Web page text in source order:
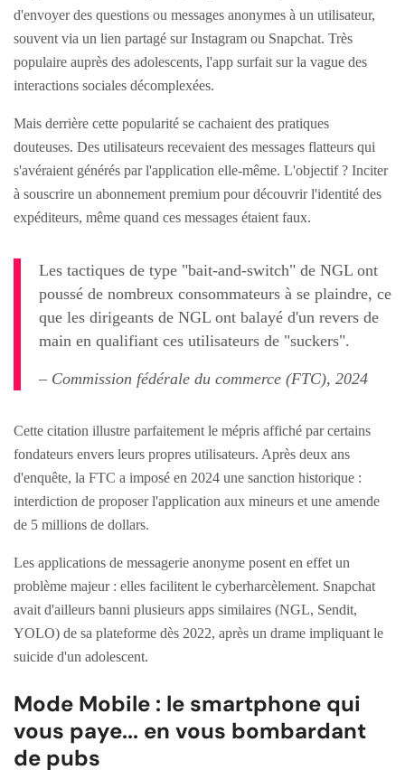
d'envoyer des questions ou messages anonymes à un utilisateur,
souvent via un lien partagé sur Instagram ou Snapchat. Très
populaire auprès des adolescents, l'app surfait sur la vague des
interactions sociales décomplexées.
Mais derrière cette popularité se cachaient des pratiques
douteuses. Des utilisateurs recevaient des messages flatteurs qui
s'avéraient générés par l'application elle-même. L'objectif ? Inciter
à souscrire un abonnement premium pour découvrir l'identité des
expéditeurs, même quand ces messages étaient faux.
Les tactiques de type "bait-and-switch" de NGL ont
poussé de nombreux consommateurs à se plaindre, ce
que les dirigeants de NGL ont balayé d'un revers de
main en qualifiant ces utilisateurs de "suckers".
– Commission fédérale du commerce (FTC), 2024
Cette citation illustre parfaitement le mépris affiché par certains
fondateurs envers leurs propres utilisateurs. Après deux ans
d'enquête, la FTC a imposé en 2024 une sanction historique :
interdiction de proposer l'application aux mineurs et une amende
de 5 millions de dollars.
Les applications de messagerie anonyme posent en effet un
problème majeur : elles facilitent le cyberharcèlement. Snapchat
avait d'ailleurs banni plusieurs apps similaires (NGL, Sendit,
YOLO) de sa plateforme dès 2022, après un drame impliquant le
suicide d'un adolescent.
Mode Mobile : le smartphone qui
vous paye... en vous bombardant
de pubs